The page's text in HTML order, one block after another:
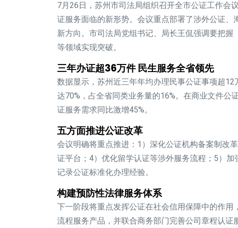
7月26日， 苏州市司法局组织召开全市公证工作会
证服务面临的新形势。会议重点部署了涉外公证、
新方向。市司法局党组书记、局长王侃强调要把握
等领域实现突破。
三年办证超36万件 民生服务全省领先
数据显示，苏州近三年年均办理民事公证事项超12
达70%，占全省同类业务量的16%。在商业文件公
证服务需求同比激增45%。
五方面推进公证改革
会议明确将重点推进：1）深化公证机构备案制改
证平台；4）优化留学认证等涉外服务流程；5）加
记录公证标准化办理经验。
构建预防性法律服务体系
下一阶段将重点发挥公证在社会信用保障中的作用
流程服务产品，并联合商务部门完善公司章程认证